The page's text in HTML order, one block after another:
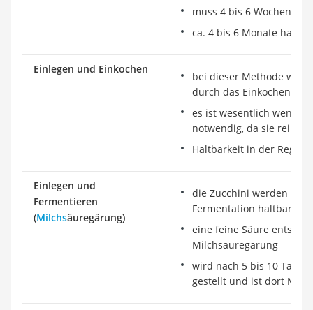
muss 4 bis 6 Wochen
ca. 4 bis 6 Monate
Einlegen und Einkochen
bei dieser Methode wird
durch das Einkochen
es ist wesentlich weniger
notwendig, da sie rein
Haltbarkeit in der Regel
Einlegen und
Fermentieren
(Milchsäuregärung)
die Zucchini werden
Fermentation haltbar
eine feine Säure
Milchsäuregärung
wird nach 5 bis 10
gestellt und ist dort